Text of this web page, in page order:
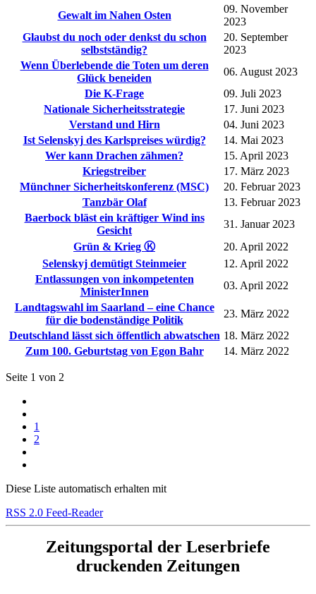
Gewalt im Nahen Osten
09. November
2023
Glaubst du noch oder denkst du schon
selbstständig?
20. September
2023
Wenn Überlebende die Toten um deren
Glück beneiden
06. August 2023
Die K-Frage
09. Juli 2023
Nationale Sicherheitsstrategie
17. Juni 2023
Verstand und Hirn
04. Juni 2023
Ist Selenskyj des Karlspreises würdig?
14. Mai 2023
Wer kann Drachen zähmen?
15. April 2023
Kriegstreiber
17. März 2023
Münchner Sicherheitskonferenz (MSC)
20. Februar 2023
Tanzbär Olaf
13. Februar 2023
Baerbock bläst ein kräftiger Wind ins
Gesicht
31. Januar 2023
Grün & Krieg Ⓚ
20. April 2022
Selenskyj demütigt Steinmeier
12. April 2022
Entlassungen von inkompetenten
MinisterInnen
03. April 2022
Landtagswahl im Saarland – eine Chance
für die bodenständige Politik
23. März 2022
Deutschland lässt sich öffentlich abwatschen 18. März 2022
Zum 100. Geburtstag von Egon Bahr
14. März 2022
Seite 1 von 2
1
2
Diese Liste automatisch erhalten mit
RSS 2.0 Feed-Reader
Zeitungsportal der Leserbriefe
druckenden Zeitungen